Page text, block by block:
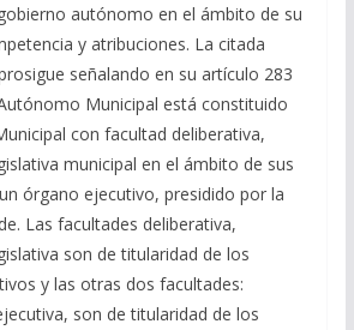
autónomo en el ámbito de su
y atribuciones. La citada
señalando en su artículo 283
Municipal está constituido
con facultad deliberativa,
municipal en el ámbito de sus
órgano ejecutivo, presidido por la
Las facultades deliberativa,
son de titularidad de los
y las otras dos facultades:
son de titularidad de los